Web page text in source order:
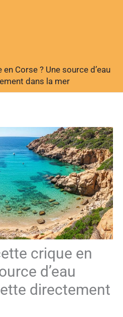
Corse ? Une source d’eau
dans la mer
crique en
d’eau
directement